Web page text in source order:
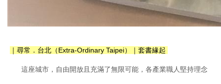
｜尋常．台北（Extra-Ordinary Taipei）｜套書緣起
這座城市，自由開放且充滿了無限可能，各產業職⼈堅持理念